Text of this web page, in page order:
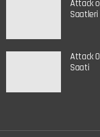
Attack
Saatleri
Attack
Saati